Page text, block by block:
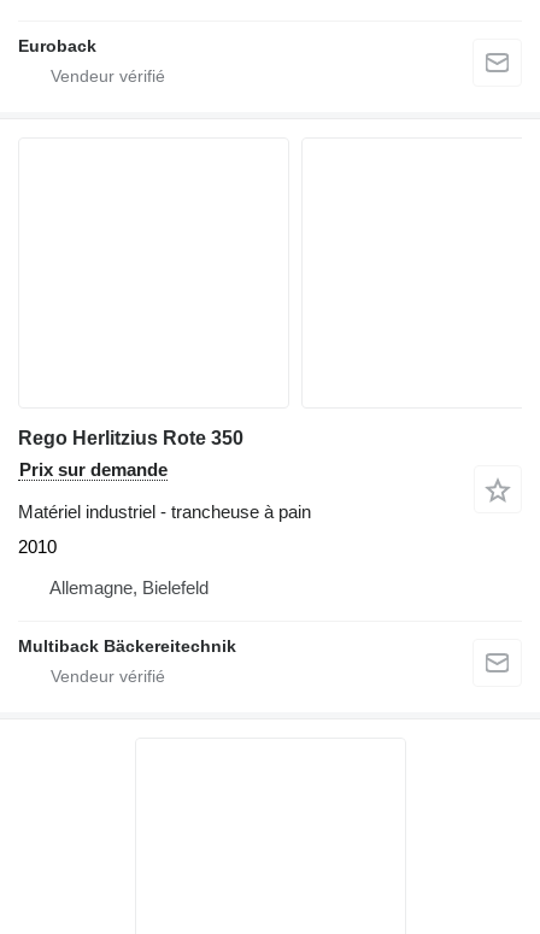
Euroback
Rego Herlitzius Rote 350
Prix sur demande
Matériel industriel - trancheuse à pain
2010
Allemagne, Bielefeld
Multiback Bäckereitechnik